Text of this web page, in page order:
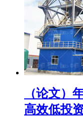
（论文）
高效低投